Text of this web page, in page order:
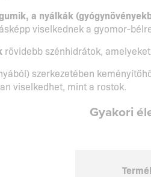
a nyálkák
viselkednek a gyomor-
rövidebb szénhidrátok,
szerkezetében
viselkedhet, mint a rostok.
Gyakori